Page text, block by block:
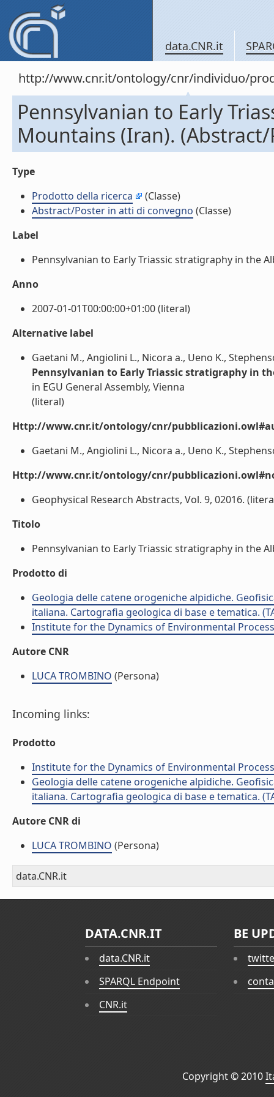
data.CNR.it
http://www.cnr.it/ontology/cnr/individuo/
Pennsylvanian to Early
Mountains (Iran).
Type
Prodotto della ricerca
(Classe)
Abstract/Poster in atti di convegno (Classe)
Label
Pennsylvanian to Early Triassic stratigraphy in the
Anno
2007-01-01T00:00:00+01:00 (literal)
Alternative label
Gaetani M., Angiolini L., Nicora a., Ueno K.,
Pennsylvanian to Early Triassic stratigraphy in
in EGU General Assembly, Vienna
(literal)
Http://www.cnr.it/ontology/cnr/
Gaetani M., Angiolini L., Nicora a., Ueno K.,
Http://www.cnr.it/ontology/cnr/
Geophysical Research Abstracts, Vol. 9, 02016.
Titolo
Pennsylvanian to Early Triassic stratigraphy in the
Prodotto di
Geologia delle catene orogeniche alpidiche.
italiana. Cartografia geologica di base e tematica.
Institute for the Dynamics of Environmental
Autore CNR
LUCA TROMBINO (Persona)
Incoming links:
Prodotto
Institute for the Dynamics of Environmental
Geologia delle catene orogeniche alpidiche.
italiana. Cartografia geologica di base e tematica.
Autore CNR di
LUCA TROMBINO (Persona)
data.CNR.it
DATA.CNR.IT
data.CNR.it
SPARQL Endpoint
CNR.it
BE
Copyright © 2010